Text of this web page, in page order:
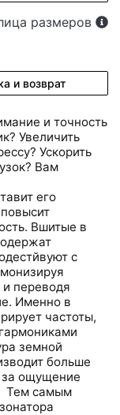
размеров
и возврат
и точность
Увеличить
Ускорить
Вам
его
Вшитые в
с
переводя
Именно в
частоты,
земной
больше
ощущение
Тем самым